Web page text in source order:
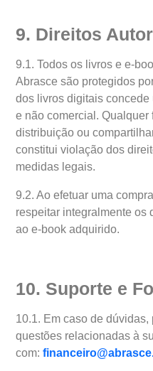
9. Direitos
9.1. Todos os livros e e-
Abrasce são protegidos
dos livros digitais concede
e não comercial. Qualquer
distribuição ou
constitui violação dos
medidas legais.
9.2. Ao efetuar uma
respeitar integralmente os
ao e-book adquirido.
10. Suporte e
10.1. Em caso de
questões relacionadas à
com: